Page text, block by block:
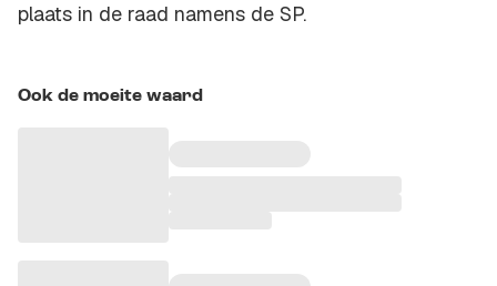
plaats in de raad namens de SP.
Ook de moeite waard